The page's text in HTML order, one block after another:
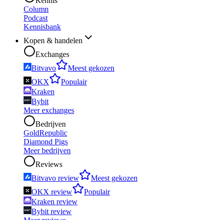
Column
Podcast
Kennisbank
Kopen & handelen
Exchanges
Bitvavo
Meest gekozen
OKX
Populair
Kraken
Bybit
Meer exchanges
Bedrijven
GoldRepublic
Diamond Pigs
Meer bedrijven
Reviews
Bitvavo review
Meest gekozen
OKX review
Populair
Kraken review
Bybit review